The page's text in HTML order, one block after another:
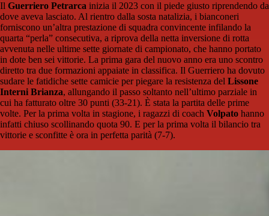
Il Guerriero Petrarca inizia il 2023 con il piede giusto riprendendo da
dove aveva lasciato. Al rientro dalla sosta natalizia, i bianconeri
forniscono un’altra prestazione di squadra convincente infilando la
quarta “perla” consecutiva, a riprova della netta inversione di rotta
avvenuta nelle ultime sette giornate di campionato, che hanno portato
in dote ben sei vittorie. La prima gara del nuovo anno era uno scontro
diretto tra due formazioni appaiate in classifica. Il Guerriero ha dovuto
sudare le fatidiche sette camicie per piegare la resistenza del Lissone
Interni Brianza, allungando il passo soltanto nell’ultimo parziale in
cui ha fatturato oltre 30 punti (33-21). È stata la partita delle prime
volte. Per la prima volta in stagione, i ragazzi di coach Volpato hanno
infatti chiuso scollinando quota 90. E per la prima volta il bilancio tra
vittorie e sconfitte è ora in perfetta parità (7-7).